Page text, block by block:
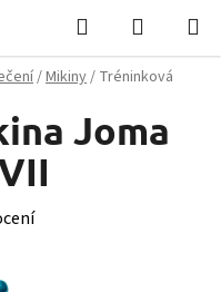
Hledat
KOŠÍK
/Mikiny/ Tréninková
Joma